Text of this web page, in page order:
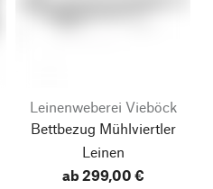
Leinenweberei Vieböck
Bettbezug Mühlviertler
Leinen
ab 299,00 €